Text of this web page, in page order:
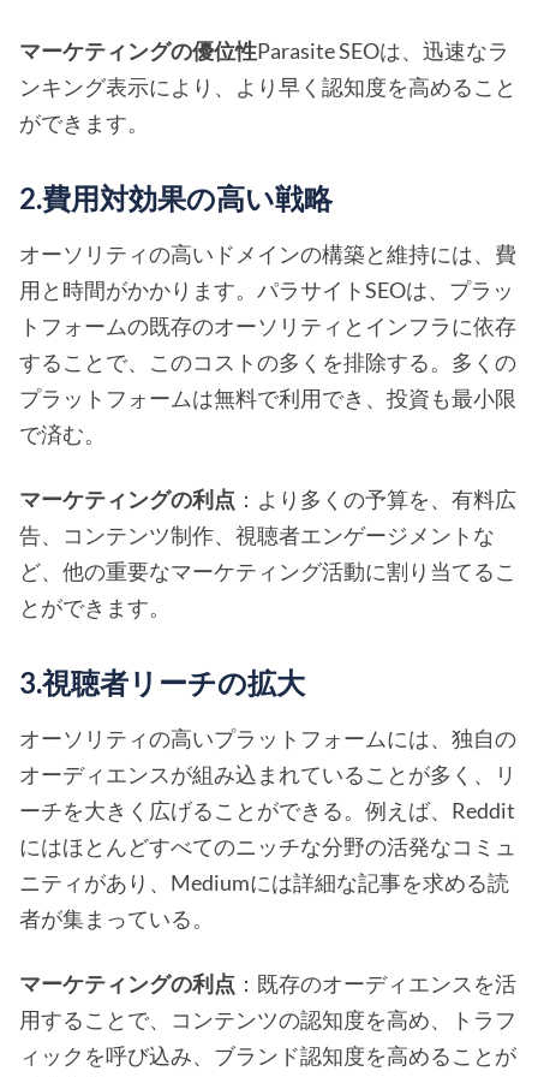
マーケティングの優位性Parasite SEOは、迅速なラ
ンキング表示により、より早く認知度を高めること
ができます。
2.費用対効果の高い戦略
オーソリティの高いドメインの構築と維持には、費
用と時間がかかります。パラサイトSEOは、プラッ
トフォームの既存のオーソリティとインフラに依存
することで、このコストの多くを排除する。多くの
プラットフォームは無料で利用でき、投資も最小限
で済む。
マーケティングの利点 ：より多くの予算を、有料広
告、コンテンツ制作、視聴者エンゲージメントな
ど、他の重要なマーケティング活動に割り当てるこ
とができます。
3.視聴者リーチの拡大
オーソリティの高いプラットフォームには、独自の
オーディエンスが組み込まれていることが多く、リ
ーチを大きく広げることができる。例えば、Reddit
にはほとんどすべてのニッチな分野の活発なコミュ
ニティがあり、Mediumには詳細な記事を求める読
者が集まっている。
マーケティングの利点 ：既存のオーディエンスを活
用することで、コンテンツの認知度を高め、トラフ
ィックを呼び込み、ブランド認知度を高めることが